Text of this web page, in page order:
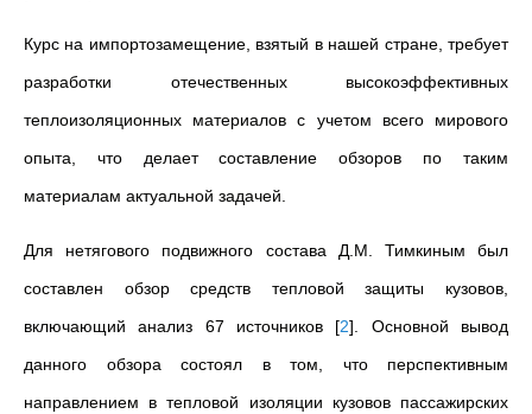
Курс на импортозамещение, взятый в нашей стране, требует
разработки отечественных высокоэффективных
теплоизоляционных материалов с учетом всего мирового
опыта, что делает составление обзоров по таким
материалам актуальной задачей.
Для нетягового подвижного состава Д.М.
Тимкиным был
составлен обзор средств тепловой защиты кузовов,
включающий анализ 67 источников [2] . Основной вывод
данного обзора состоял в том, что перспективным
направлением в тепловой изоляции кузовов пассажирских